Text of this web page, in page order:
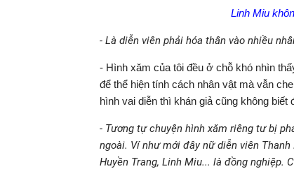
Linh Miu
- Là diễn viên phải hóa thân vào nhiều
- Hình xăm của tôi đều ở chỗ khó nhìn
để thể hiện tính cách nhân vật mà vẫn
hình vai diễn thì khán giả cũng không
- Tương tự chuyện hình xăm riêng tư bị
ngoài. Ví như mới đây nữ diễn viên
Huyền Trang, Linh Miu... là đồng nghiệp.